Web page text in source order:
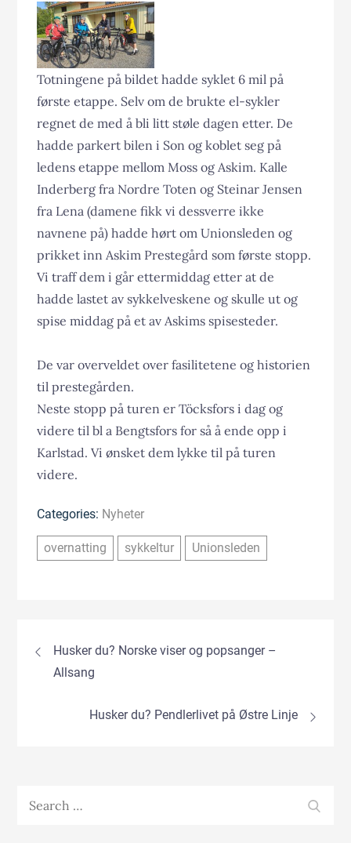
Totningene på bildet hadde syklet 6 mil på
første etappe. Selv om de brukte el-sykler
regnet de med å bli litt støle dagen etter. De
hadde parkert bilen i Son og koblet seg på
ledens etappe mellom Moss og Askim. Kalle
Inderberg fra Nordre Toten og Steinar Jensen
fra Lena (damene fikk vi dessverre ikke
navnene på) hadde hørt om Unionsleden og
prikket inn Askim Prestegård som første stopp.
Vi traff dem i går ettermiddag etter at de
hadde lastet av sykkelveskene og skulle ut og
spise middag på et av Askims spisesteder.
De var overveldet over fasilitetene og historien
til prestegården.
Neste stopp på turen er Töcksfors i dag og
videre til bl a Bengtsfors for så å ende opp i
Karlstad. Vi ønsket dem lykke til på turen
videre.
Categories: Nyheter
overnatting sykkeltur Unionsleden
Innleggsnavigasjon
Husker du? Norske viser og popsanger –
Allsang
Husker du? Pendlerlivet på Østre Linje